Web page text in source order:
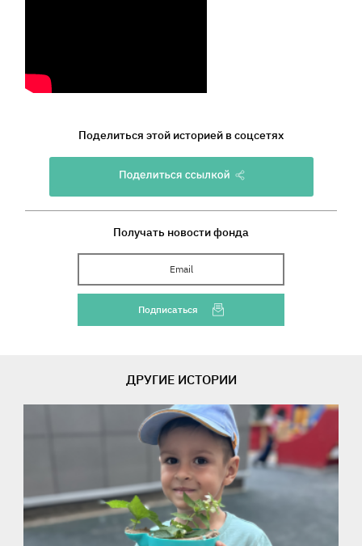
Поделиться этой историей в соцсетях
Получать новости фонда
Ваш Email
Подписаться
ДРУГИЕ ИСТОРИИ